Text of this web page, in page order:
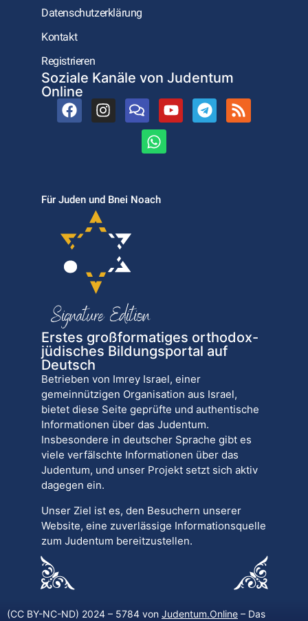
Datenschutzerklärung
Kontakt
Registrieren
Soziale Kanäle von Judentum
Online
Für Juden und Bnei Noach
Erstes großformatiges orthodox-
jüdisches Bildungsportal auf
Deutsch
Betrieben von Imrey Israel, einer
gemeinnützigen Organisation aus Israel,
bietet diese Seite geprüfte und authentische
Informationen über das Judentum.
Insbesondere in deutscher Sprache gibt es
viele verfälschte Informationen über das
Judentum, und unser Projekt setzt sich aktiv
dagegen ein.
Unser Ziel ist es, den Besuchern unserer
Website, eine zuverlässige Informationsquelle
zum Judentum bereitzustellen.
(CC BY-NC-ND) 2024 – 5784 von Judentum.Online – Das